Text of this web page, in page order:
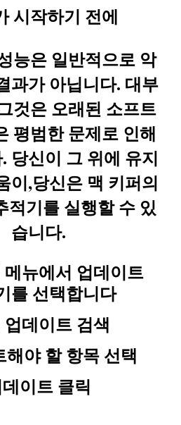
시작하기 전에
능은 일반적으로 악
과가 아닙니다. 대부
것은 오래된 소프트
평범한 문제로 인해
당신이 그 위에 유지
이,당신은 맥 키퍼의
적기를 실행할 수 있
습니다.
뉴에서 업데이트
를 선택합니다
업데이트 검색
해야 할 항목 선택
이트 클릭